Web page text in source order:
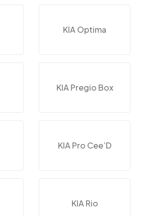
KIA Optima
KIA Pregio Box
KIA Pro Cee’D
KIA Rio